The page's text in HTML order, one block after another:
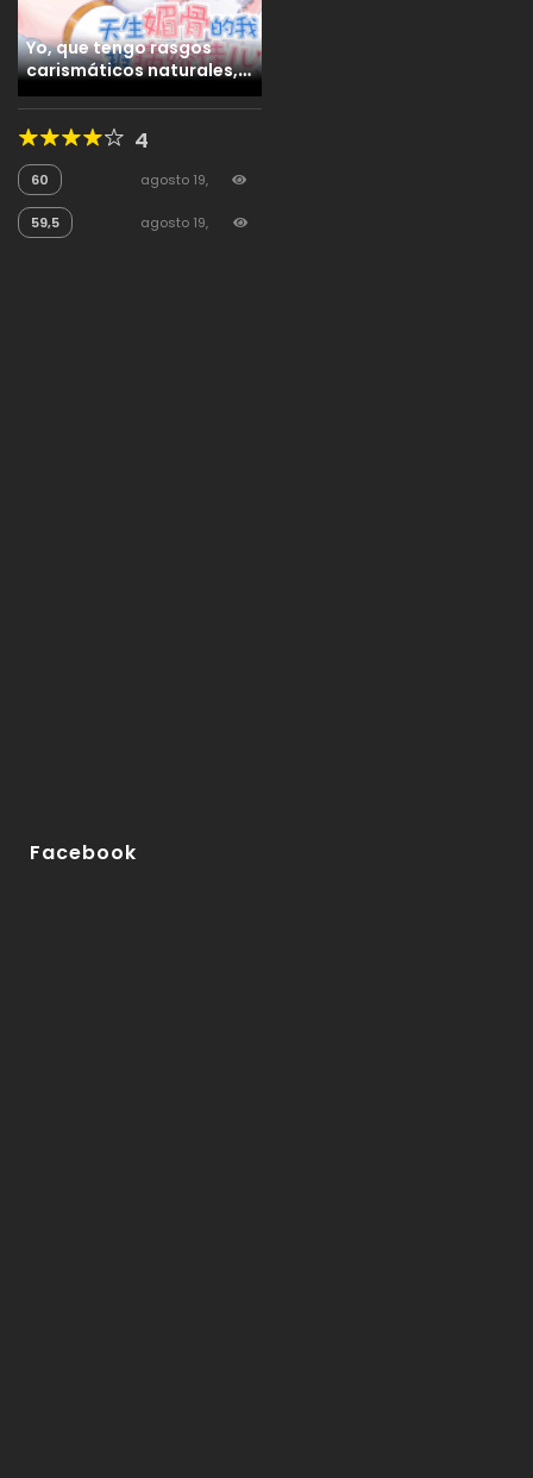
Yo, que tengo rasgos
carismáticos naturales,
fui el objetivo de los
discípulos de Yandere
4
60
agosto 19,
59,5
agosto 19,
Facebook